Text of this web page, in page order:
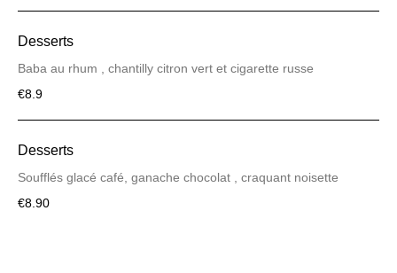
Desserts
Baba au rhum , chantilly citron vert et cigarette russe
€8.9
Desserts
Soufflés glacé café, ganache chocolat , craquant noisette
€8.90